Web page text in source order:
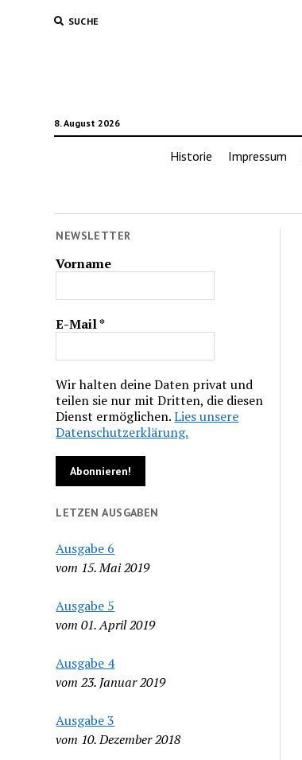
SUCHE
8. August 2026
Historie Impressum
NEWSLETTER
Vorname
E-Mail*
Wir halten deine Daten privat und
teilen sie nur mit Dritten, die diesen
Dienst ermöglichen.Lies unsere
Datenschutzerklärung.
LETZEN AUSGABEN
Ausgabe 6
vom 15. Mai 2019
Ausgabe 5
vom 01. April 2019
Ausgabe 4
vom 23. Januar 2019
Ausgabe 3
vom 10. Dezember 2018